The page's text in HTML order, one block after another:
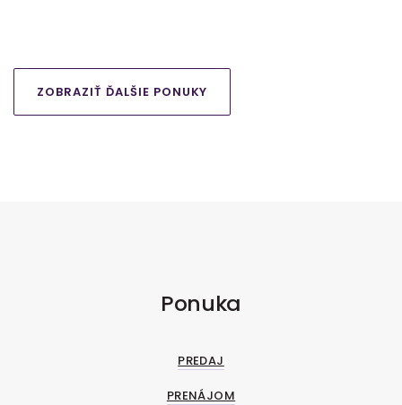
ZOBRAZIŤ ĎALŠIE PONUKY
Ponuka
PREDAJ
PRENÁJOM